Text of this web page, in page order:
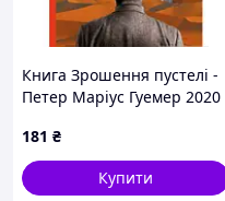
Книга Зрошення пустелі -
Петер Маріус Гуемер 2020
181 ₴
Купити